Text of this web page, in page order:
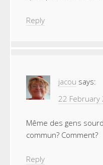
Reply
jacou says:
22 February
Même des gens
commun? Comment?
Reply